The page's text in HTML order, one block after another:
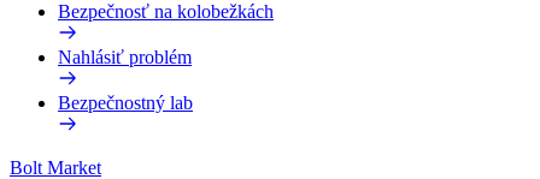
Bezpečnosť na kolobežkách
Nahlásiť problém
Bezpečnostný lab
Bolt Market